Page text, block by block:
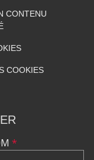
CONTENU
COOKIES
*